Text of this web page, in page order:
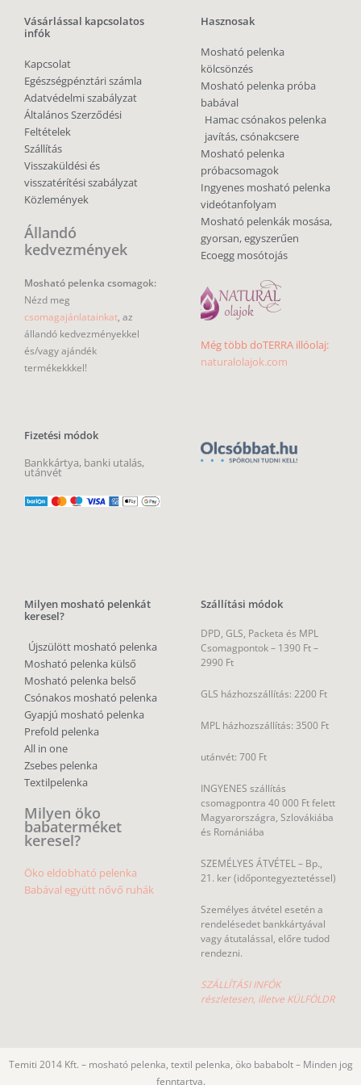
Vásárlással kapcsolatos
infók
Kapcsolat
Egészségpénztári számla
Adatvédelmi szabályzat
Általános Szerződési
Feltételek
Szállítás
Visszaküldési és
visszatérítési szabályzat
Közlemények
Állandó
kedvezmények
Mosható pelenka csomagok:
Nézd meg
csomagajánlatainkat, az
állandó kedvezményekkel
és/vagy ajándék
termékekkkel!
Fizetési módok
Bankkártya, banki utalás,
utánvét
Hasznosak
Mosható pelenka
kölcsönzés
Mosható pelenka próba
babával
Hamac csónakos pelenka
javítás, csónakcsere
Mosható pelenka
próbacsomagok
Ingyenes mosható pelenka
videótanfolyam
Mosható pelenkák mosása,
gyorsan, egyszerűen
Ecoegg mosótojás
Még több doTERRA illóolaj:
naturalolajok.com
Milyen mosható pelenkát
keresel?
Újszülött mosható pelenka
Mosható pelenka külső
Mosható pelenka belső
Csónakos mosható pelenka
Gyapjú mosható pelenka
Prefold pelenka
All in one
Zsebes pelenka
Textilpelenka
Milyen öko
babaterméket
keresel?
Öko eldobható pelenka
Babával együtt nővő ruhák
Szállítási módok
DPD, GLS, Packeta és MPL
Csomagpontok – 1390 Ft –
2990 Ft
GLS házhozszállítás: 2200 Ft
MPL házhozszállítás: 3500 Ft
utánvét: 700 Ft
INGYENES szállítás
csomagpontra 40 000 Ft felett
Magyarországra, Szlovákiába
és Romániába
SZEMÉLYES ÁTVÉTEL – Bp.,
21. ker (időpontegyeztetéssel)
Személyes átvétel esetén a
rendelésedet bankkártyával
vagy átutalással, előre tudod
rendezni.
SZÁLLÍTÁSI INFÓK
részletesen, illetve KÜLFÖLDR
Temiti 2014 Kft. – mosható pelenka, textil pelenka, öko bababolt – Minden jog
fenntartva.